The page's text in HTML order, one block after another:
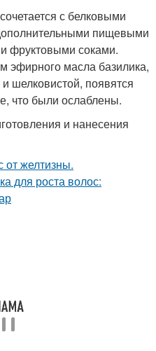
с белковыми
пищевыми
фруктовыми соками.
эфирного масла базилика,
шелковистой, появятся
что были ослаблены.
и нанесения